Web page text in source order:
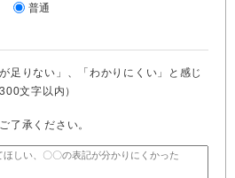
普通
足りない」、「わかりにくい」と感じ
文字以内）
了承ください。